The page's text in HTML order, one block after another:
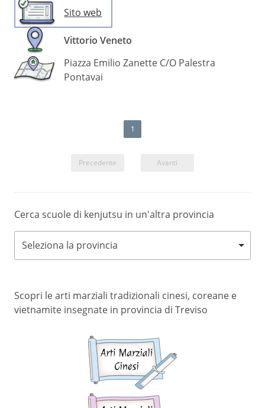
Sito web
Vittorio Veneto
Piazza Emilio Zanette C/O Palestra
Pontavai
1
Precedente Avanti
Cerca scuole di kenjutsu in un'altra provincia
Seleziona la provincia
Scopri le arti marziali tradizionali cinesi, coreane e
vietnamite insegnate in provincia di Treviso
marziali